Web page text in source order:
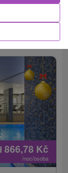
atrakce a
866,78 Kč
/noc/osoba